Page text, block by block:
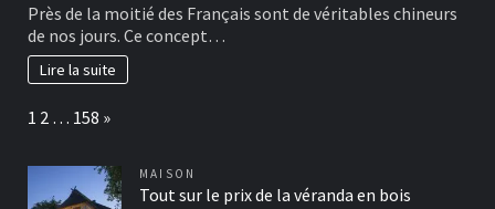
Près de la moitié des Français sont de véritables chineurs
de nos jours. Ce concept…
Lire la suite
Page:
1 2 … 158 Next
»
MAISON
Tout sur le prix de la véranda en bois